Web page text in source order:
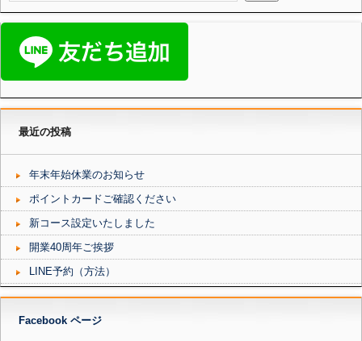
最近の投稿
年末年始休業のお知らせ
ポイントカードご確認ください
新コース設定いたしました
開業40周年ご挨拶
LINE予約（方法）
Facebook ページ